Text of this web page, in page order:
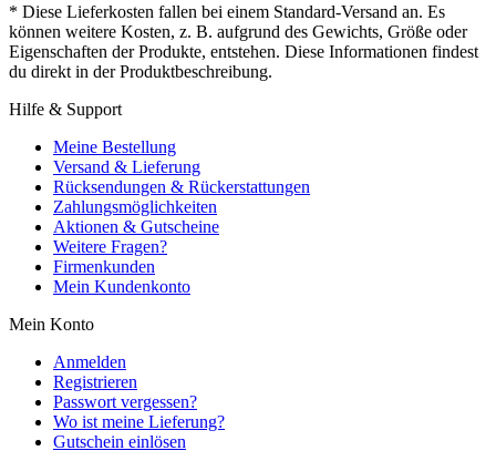
* Diese Lieferkosten fallen bei einem Standard-Versand an. Es
können weitere Kosten, z. B. aufgrund des Gewichts, Größe oder
Eigenschaften der Produkte, entstehen. Diese Informationen findest
du direkt in der Produktbeschreibung.
Hilfe & Support
Meine Bestellung
Versand & Lieferung
Rücksendungen & Rückerstattungen
Zahlungsmöglichkeiten
Aktionen & Gutscheine
Weitere Fragen?
Firmenkunden
Mein Kundenkonto
Mein Konto
Anmelden
Registrieren
Passwort vergessen?
Wo ist meine Lieferung?
Gutschein einlösen